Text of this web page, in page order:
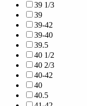
39 1/3
39
39-42
39-40
39.5
40 1/2
40 2/3
40-42
40
40.5